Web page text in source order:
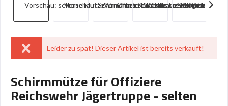
Leider zu spät! Dieser Artikel ist bereits verkauft!
Schirmmütze für Offiziere
Reichswehr Jägertruppe - selten